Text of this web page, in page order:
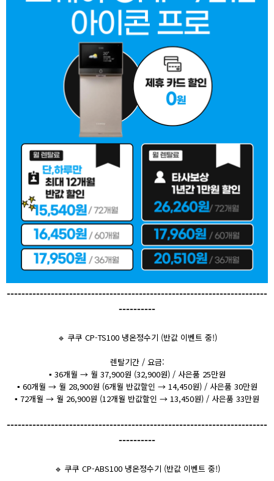
-----------------------------------------------------------------------
----------
🔹 쿠쿠 CP-TS100 냉온정수기 (반값 이벤트 중!)
렌탈기간 / 요금:
▪️ 36개월 → 월 37,900원 (32,900원) / 사은품 25만원
▪️ 60개월 → 월 28,900원 (6개월 반값할인 → 14,450원) / 사은품 30만원
▪️ 72개월 → 월 26,900원 (12개월 반값할인 → 13,450원) / 사은품 33만원
-----------------------------------------------------------------------
----------
🔹 쿠쿠 CP-ABS100 냉온정수기 (반값 이벤트 중!)